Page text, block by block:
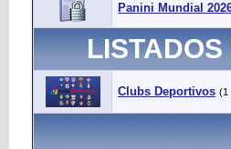
Panini Mundial
LISTADOS
Clubs Deportivos (1